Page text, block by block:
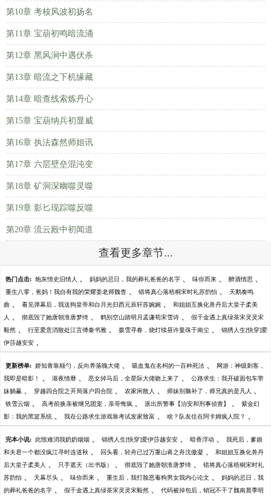
第10章 考核风波初扬名
第11章 宝葫初鸣暗流涌
第12章 黑风涧中遇伏杀
第13章 暗流之下机缘藏
第14章 暗查线索炼丹心
第15章 宝葫纳兵初显威
第16章 执法森然师姐讯
第17章 六层壁垒混沌变
第18章 矿洞深幽噬灵噬
第19章 影匕现踪噬反噬
第20章 流云殿中初闻道
查看更多章节...
热门点击: 炮灰情史旧情人 、 妈妈的忌日，我的葬礼爸爸的名字 、 味你而来 、 醉酒情思 、
重生八零，爸妈！我自有我的荣耀姜老师魏杳 、 错将真心落梧桐宋时礼苏韵怡 、 天鹅奏鸣
曲 、 看见弹幕后，我送狗皇帝和白月光归西元辰轩苏婉婉 、 和姐姐互换化兽丹后大皇子柔美
人 、 彻底毁了她唐朝淮唐梦绮 、 鹤别空山踏明月孟谦荀宋雪诗 、 假千金遇上真绿茶宋灵灵宋
毅然 、 行至爱意消散处江言傅秦书雅 、 拨雪寻春，烧灯续昼许曼珠于南尘 、 锦绣人生[快穿]爱
伊莎越安安 、
更新榜单: 娇知青靠颠勺，反向养落魄大佬 、 吸血鬼在名柯的一百种死法 、 网游：神级刺客，
我即是暗影！ 、 港夜情靡 、 恶女掉马后，全星际大佬吻上来了 、 公路求生：我开破面包车带
妹躺赢 、 穿越四合院之开局落户四合院 、 农家闲散人 、 师妹别脑补了，师兄真的是凡人 、
铁雪云烟 、 高考前换亲被继兄团宠，亲哥悔疯 、 派出所警事【治安和刑事侦查】 、 紫金幻
影：我的黑篮系统 、 我在公路求生游戏靠考试发家致富 、 啥？队友住在阿卡姆疯人院？ 、
完本小说: 此恨难消我奶奶烟烟 、 锦绣人生[快穿]爱伊莎越安安 、 暗香浮动 、 我死后，爹娘
和夫君一个都没疯江寻时连道秋 、 回头看，轻舟已过万重山蒋之舟沈傲凝 、 和姐姐互换化兽丹
后大皇子柔美人 、 只手遮天（出书版） 、 彻底毁了她唐朝淮唐梦绮 、 错将真心落梧桐宋时礼
苏韵怡 、 天幕尽头 、 味你而来 、 重生后，我打脸恶毒狗男女我内心论文 、 妈妈的忌日，我
的葬礼爸爸的名字 、 假千金遇上真绿茶宋灵灵宋毅然 、 代码被掉包后，销冠不干了魏南晨季明